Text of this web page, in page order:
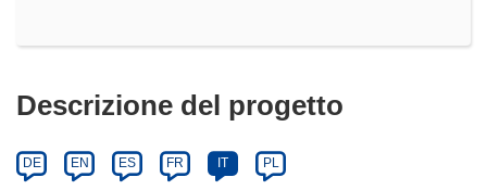
Descrizione del progetto
DE EN ES FR IT PL